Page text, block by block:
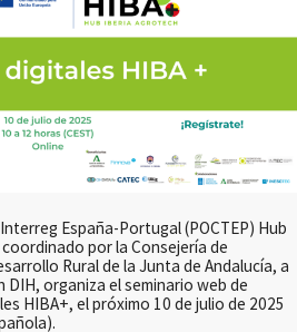
España-Portugal (POCTEP) Hub
por la Consejería de
Rural de la Junta de Andalucía, a
organiza el seminario web de
HIBA+, el próximo 10 de julio de 2025